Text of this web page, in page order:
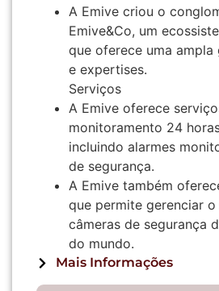
A Emive criou o
Emive&Co, um
que oferece uma ampla
e expertises.
Serviços
A Emive oferece
monitoramento 24
incluindo alarmes
de segurança.
A Emive também
que permite gerenciar
câmeras de segurança
do mundo.
Mais Informações